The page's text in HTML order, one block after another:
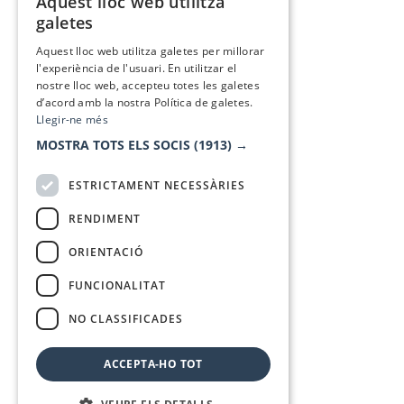
galetes
Aquest lloc web utilitza galetes per millorar
l'experiència de l'usuari. En utilitzar el
nostre lloc web, accepteu totes les galetes
d’acord amb la nostra Política de galetes.
Llegir-ne més
MOSTRA TOTS ELS SOCIS (1913) →
ESTRICTAMENT NECESSÀRIES
RENDIMENT
ORIENTACIÓ
FUNCIONALITAT
NO CLASSIFICADES
ACCEPTA-HO TOT